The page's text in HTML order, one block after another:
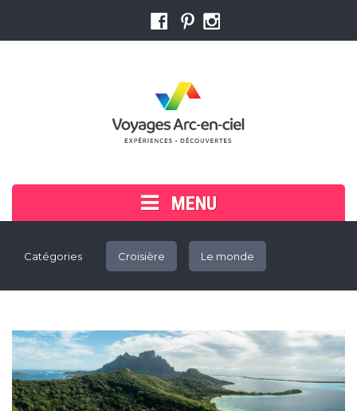
MENU
Voyager en groupe
Trouver un conseiller
Assistez à nos sessions d'information
Liens utiles
Catégories Croisière Le monde